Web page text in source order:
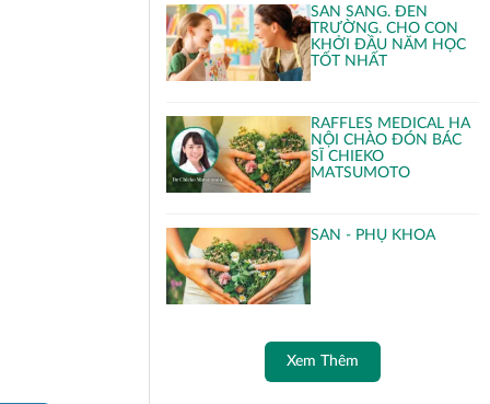
SẴN SÀNG. ĐẾN
TRƯỜNG. CHO CON
KHỞI ĐẦU NĂM HỌC
TỐT NHẤT
RAFFLES MEDICAL HÀ
NỘI CHÀO ĐÓN BÁC
SĨ CHIEKO
MATSUMOTO
SẢN - PHỤ KHOA
Xem Thêm